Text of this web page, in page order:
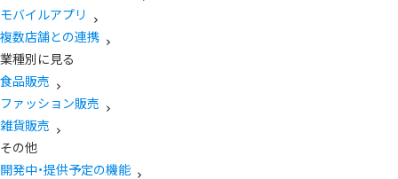
モバイルアプリ
複数店舗との連携
業種別に見る
食品販売
ファッション販売
雑貨販売
その他
開発中・提供予定の機能